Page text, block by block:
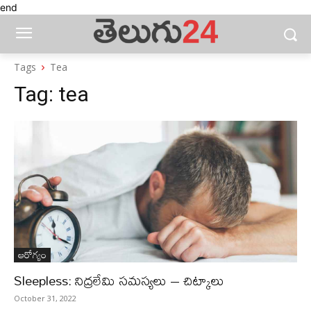
end
Tags Tea
Tag: tea
ఆరోగ్యం
Sleepless: నిద్రలేమి సమస్యలు – చిట్కాలు
October 31, 2022